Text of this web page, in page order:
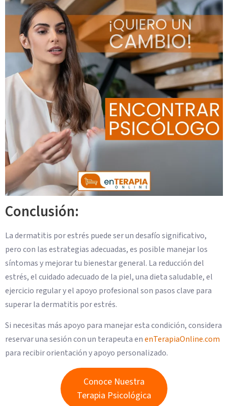
Conclusión:
La dermatitis por estrés puede ser un desafío significativo,
pero con las estrategias adecuadas, es posible manejar los
síntomas y mejorar tu bienestar general. La reducción del
estrés, el cuidado adecuado de la piel, una dieta saludable, el
ejercicio regular y el apoyo profesional son pasos clave para
superar la dermatitis por estrés.
Si necesitas más apoyo para manejar esta condición, considera
reservar una sesión con un terapeuta enenTerapiaOnline.com
para recibir orientación y apoyo personalizado.
Conoce Nuestra
Terapia Psicológica